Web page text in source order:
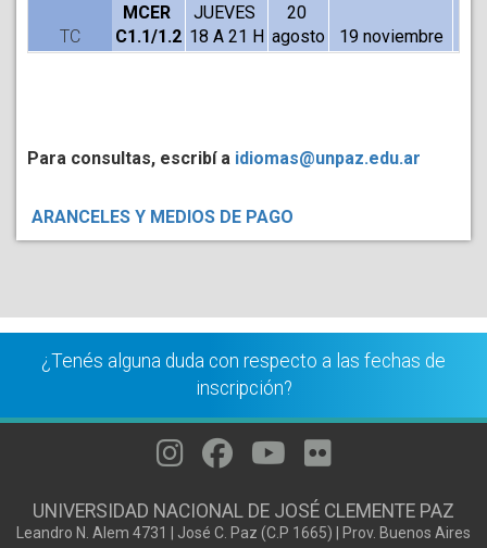
TC
MCER
C1.1/1.2
JUEVES
18 A 21 H
20
agosto
19 noviembre
Para consultas, escribí a idiomas@unpaz.edu.ar
ARANCELES Y MEDIOS DE PAGO
¿Tenés alguna duda con respecto a las fechas de
inscripción?
UNIVERSIDAD NACIONAL DE JOSÉ CLEMENTE PAZ
Leandro N. Alem 4731 | José C. Paz (C.P 1665) | Prov. Buenos Aires